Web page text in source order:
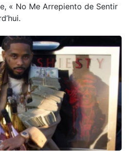
« No Me Arrepiento de Sentir